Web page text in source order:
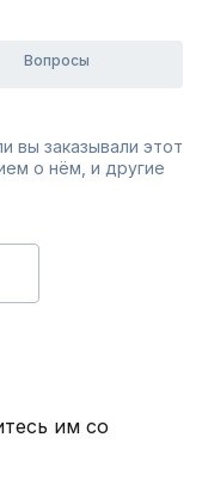
Вопросы
вы заказывали этот
о нём, и другие
им со